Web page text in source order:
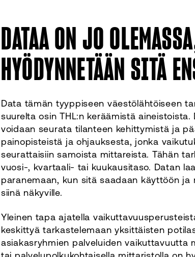
DATAA ON JO
HYÖDYNNETÄÄN SITÄ
Data tämän tyyppiseen väestölähtöiseen
suurelta osin THL:n keräämistä
voidaan seurata tilanteen kehittymistä ja
painopisteistä ja ohjauksesta, jonka
seurattaisiin samoista mittareista. Tähän
vuosi-, kvartaali- tai kuukausitaso. Datan
paranemaan, kun sitä saadaan käyttöön ja
siinä näkyville.
Yleinen tapa ajatella
keskittyä tarkastelemaan yksittäisten
asiakasryhmien palveluiden vaikuttavuutta
tai palvelupolkukohtaisella mittaristolla on